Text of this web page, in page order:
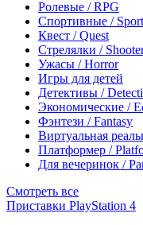
Ролевые / RPG
Спортивные / Sport
Квест / Quest
Стрелялки /
Ужасы / Horror
Игры для детей
Детективы /
Экономические /
Фэнтези / Fantasy
Виртуальная
Платформер /
Для вечеринок /
Смотреть все
Приставки PlayStation 4